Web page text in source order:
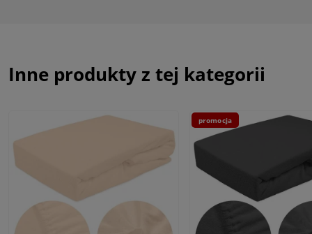
Inne produkty z tej kategorii
promocja